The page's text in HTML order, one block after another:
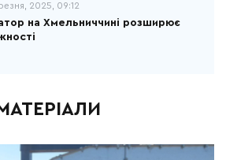
2025, 09:12
на Хмельниччині розширює